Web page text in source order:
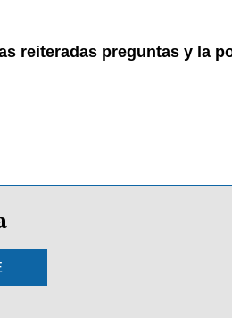
reiteradas preguntas y la